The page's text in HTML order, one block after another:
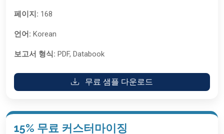
페이지: 168
언어: Korean
보고서 형식: PDF, Databook
무료 샘플 다운로드
15% 무료 커스터마이징